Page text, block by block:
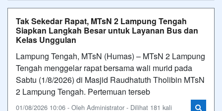
Tak Sekedar Rapat, MTsN 2 Lampung Tengah
Siapkan Langkah Besar untuk Layanan Bus dan
Kelas Unggulan
Lampung Tengah, MTsN (Humas) – MTsN 2 Lampung
Tengah menggelar rapat bersama wali murid pada
Sabtu (1/8/2026) di Masjid Raudhatuth Tholibin MTsN
2 Lampung Tengah. Pertemuan terseb
01/08/2026 10:06 - Oleh Administrator - Dilihat 181 kali